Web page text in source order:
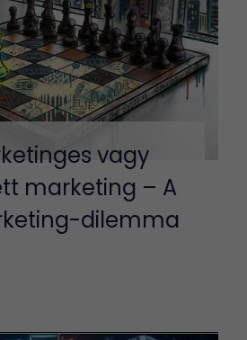
vagy
marketing – A
dilemma